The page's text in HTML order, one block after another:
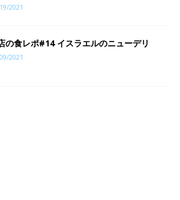
2021
の食レポ#14 イスラエルのニューデリ
2021